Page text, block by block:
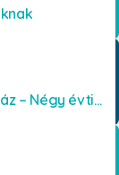
40 éves a Názáret Ház – Négy évtized szeretetben és gondoskodásban